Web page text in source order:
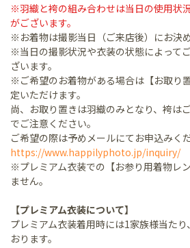
※羽織と袴の組み合わせは当日の使用状
がございます。
※お着物は撮影当日（ご来店後）にお決
※当日の撮影状況や衣装の状態によって
ざいます。
※ご希望のお着物がある場合は【お取り
定いただけます。
尚、お取り置きは羽織のみとなり、袴は
でご注意ください。
ご希望の際は予めメールにてお申込みくだ
https://www.happilyphoto.jp/inquiry/
※プレミアム衣装での【お参り用着物レ
ません。
【プレミアム衣装について】
プレミアム衣装着用時には1家族様当た
おります。